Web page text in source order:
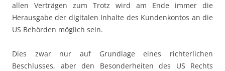
allen Verträgen zum Trotz wird am Ende immer die
Herausgabe der digitalen Inhalte des Kundenkontos an die
US Behörden möglich sein.
Dies zwar nur auf Grundlage eines richterlichen
Beschlusses, aber den Besonderheiten des US Rechts